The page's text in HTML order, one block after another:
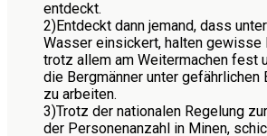
entdeckt.
2)Entdeckt dann jemand, dass
Wasser einsickert, halten gewisse
trotz allem am Weitermachen fest
die Bergmänner unter gefährlichen
zu arbeiten.
3)Trotz der nationalen Regelung
der Personenanzahl in Minen,